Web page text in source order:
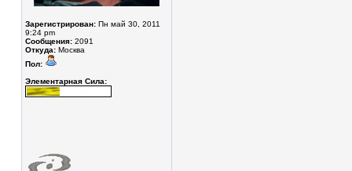
Зарегистрирован: Пн май 30, 2011
9:24 pm
Сообщения: 2091
Откуда: Москва
Пол:
Элементарная Сила: